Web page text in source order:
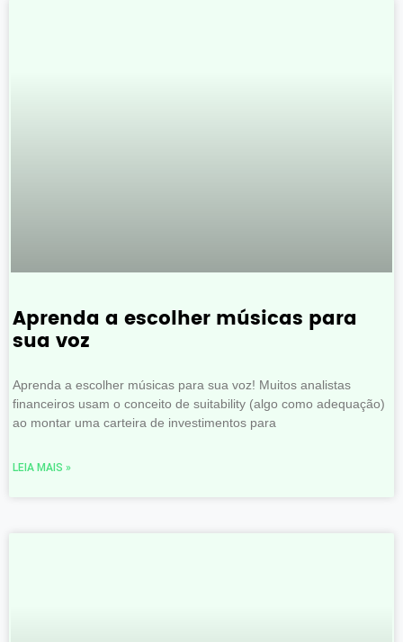
Aprenda a escolher músicas para
sua voz
Aprenda a escolher músicas para sua voz! Muitos analistas
financeiros usam o conceito de suitability (algo como adequação)
ao montar uma carteira de investimentos para
LEIA MAIS »